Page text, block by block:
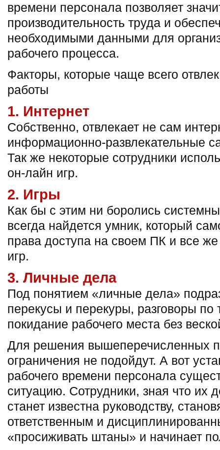
времени персонала позволяет
производительность труда и
необходимыми данными для
рабочего процесса.
Факторы, которые чаще всего
работы
1. Интернет
Собственно, отвлекает не сам
информационно-развлекательные
Так же некоторые сотрудники
он-лайн игр.
2. Игры
Как бы с этим ни боролись
всегда найдется умник, который
права доступа на своем ПК и все же
игр.
3. Личные дела
Под понятием «личные дела»
перекусы и перекуры, разговоры по
покидание рабочего места без
Для решения вышеперечисленных
ограничения не подойдут. А вот
рабочего времени персонала
ситуацию. Сотрудники, зная что их
станет известна руководству,
ответственным и
«просиживать штаны» и начинает